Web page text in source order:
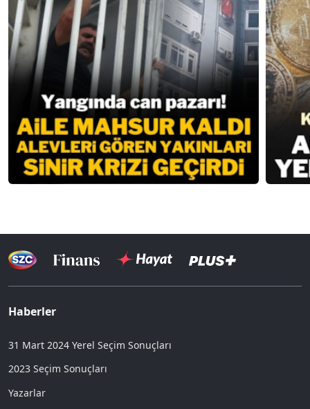
Haberler
31 Mart 2024 Yerel Seçim Sonuçları
2023 Seçim Sonuçları
Yazarlar